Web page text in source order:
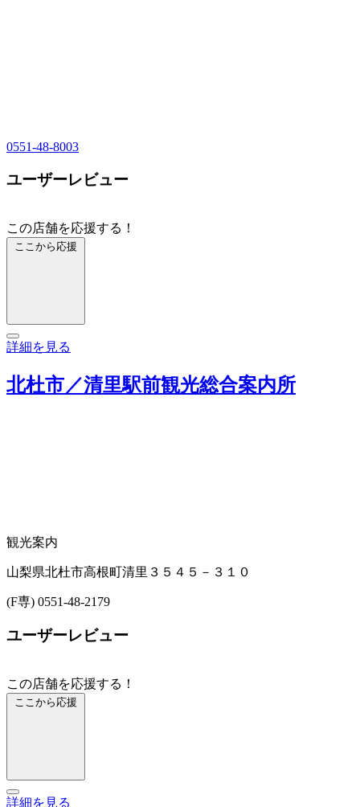
0551-48-8003
ユーザーレビュー
この店舗を応援する！
ここから応援
詳細を見る
北杜市／清里駅前観光総合案内所
観光案内
山梨県北杜市高根町清里３５４５－３１０
(F専) 0551-48-2179
ユーザーレビュー
この店舗を応援する！
ここから応援
詳細を見る